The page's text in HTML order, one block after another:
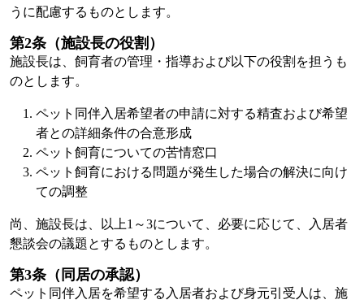
うに配慮するものとします。
第2条（施設長の役割）
施設長は、飼育者の管理・指導および以下の役割を担うも
のとします。
ペット同伴入居希望者の申請に対する精査および希望
者との詳細条件の合意形成
ペット飼育についての苦情窓口
ペット飼育における問題が発生した場合の解決に向け
ての調整
尚、施設長は、以上1～3について、必要に応じて、入居者
懇談会の議題とするものとします。
第3条（同居の承認）
ペット同伴入居を希望する入居者および身元引受人は、施